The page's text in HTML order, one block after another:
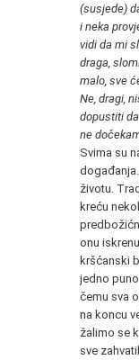
(susjede)
i neka
vidi da mi
draga,
malo, sve
Ne, dragi,
dopustiti
ne
Svima su
životu.
kreću
onu
kršćanski
jedno
čemu sva
na koncu
žalimo se
sve